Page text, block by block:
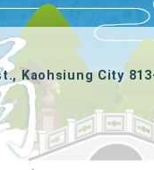
Kaohsiung City